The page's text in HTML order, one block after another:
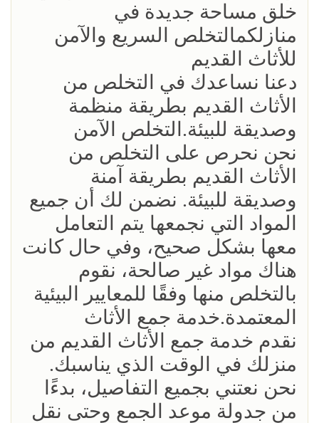
خلق مساحة جديدة في
منازلكمالتخلص السريع والآمن
للأثاث القديم
دعنا نساعدك في التخلص من
الأثاث القديم بطريقة منظمة
وصديقة للبيئة.التخلص الآمن
نحن نحرص على التخلص من
الأثاث القديم بطريقة آمنة
وصديقة للبيئة. نضمن لك أن جميع
المواد التي نجمعها يتم التعامل
معها بشكل صحيح، وفي حال كانت
هناك مواد غير صالحة، نقوم
بالتخلص منها وفقًا للمعايير البيئية
المعتمدة.خدمة جمع الأثاث
نقدم خدمة جمع الأثاث القديم من
منزلك في الوقت الذي يناسبك.
نحن نعتني بجميع التفاصيل، بدءًا
من جدولة موعد الجمع وحتى نقل